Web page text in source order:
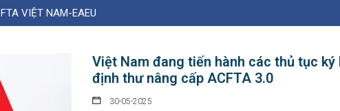
FTA VIỆT NAM-EAEU
Việt Nam đang tiến hành các thủ tục ký
định thư nâng cấp ACFTA 3.0
30-05-2025